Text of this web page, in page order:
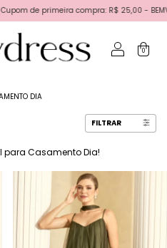
R$ 25,00 - BEMVINDA | Primeira
0
DIA
FILTRAR
para Casamento Dia!